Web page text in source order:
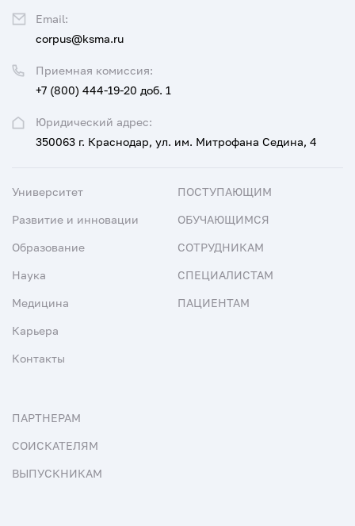
Юридический адрес:
350063 г. Краснодар, ул. им. Митрофана Седина, 4
Приемная комиссия:
+7 (800) 444-19-20 доб. 1
Email:
corpus@ksma.ru
Университет
Развитие и инновации
Образование
Наука
Медицина
Карьера
Контакты
ПОСТУПАЮЩИМ
ОБУЧАЮЩИМСЯ
СОТРУДНИКАМ
СПЕЦИАЛИСТАМ
ПАЦИЕНТАМ
ПАРТНЕРАМ
СОИСКАТЕЛЯМ
ВЫПУСКНИКАМ